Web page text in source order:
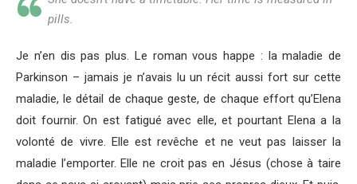
pills.
Je n’en dis pas plus. Le roman vous happe : la maladie de
Parkinson – jamais je n’avais lu un récit aussi fort sur cette
maladie, le détail de chaque geste, de chaque effort qu’Elena
doit fournir. On est fatigué avec elle, et pourtant Elena a la
volonté de vivre. Elle est revêche et ne veut pas laisser la
maladie l’emporter. Elle ne croit pas en Jésus (chose à taire